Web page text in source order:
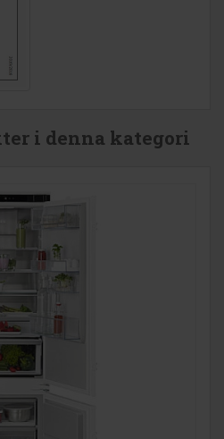
i denna kategori